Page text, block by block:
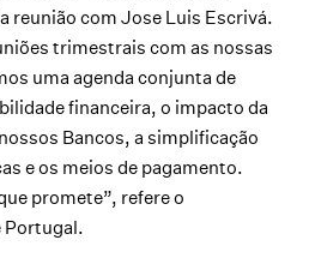
reunião com Jose Luis Escrivá.
trimestrais com as nossas
uma agenda conjunta de
financeira, o impacto da
Bancos, a simplificação
e os meios de pagamento.
promete”, refere o
Portugal.